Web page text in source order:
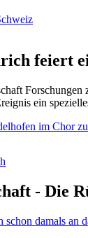
feiert
ein
im Chor
- Die
damals an